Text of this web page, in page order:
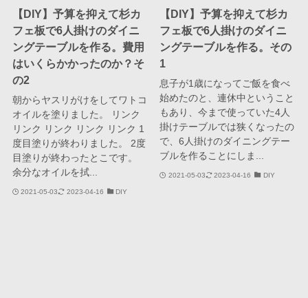
【DIY】予算を抑えて杉カ
フェ板で6人掛けのダイニ
ングテーブルを作る。費用
はいくらかかったのか？そ
の2
朝からヤスリがけをしてワトコ
オイルを塗りました。 リンク
リンク リンク リンク リンク 1
度目塗りが終わりました。 2度
目塗りが終わったとこです。
余分なオイルを拭...
2021-05-03 2023-04-16 DIY
【DIY】予算を抑えて杉カ
フェ板で6人掛けのダイニ
ングテーブルを作る。その
1
息子が1歳になってご飯を食べ
始めたのと、連休中ということ
もあり、今まで使っていた4人
掛けテーブルでは狭くなったの
で、6人掛けのダイニングテー
ブルを作ることにしま...
2021-05-03 2023-04-16 DIY